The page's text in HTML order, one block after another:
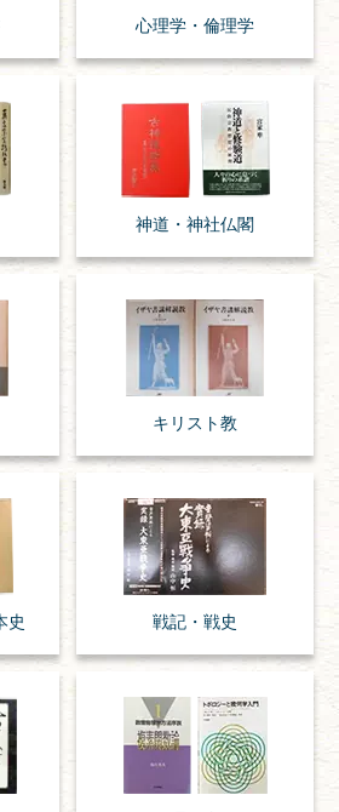
心理学・倫理学
神道・神社仏閣
キリスト教
史 戦記・戦史